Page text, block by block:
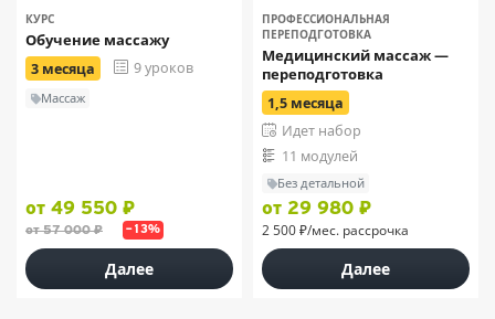
КУРС
Обучение массажу
3 месяца 9 уроков
Массаж
от 49 550 ₽
от 57 000 ₽ –13%
Далее
ПРОФЕССИОНАЛЬНАЯ
ПЕРЕПОДГОТОВКА
Медицинский массаж —
переподготовка
1,5 месяца
Идет набор
11 модулей
Без детальной
от 29 980 ₽
2 500 ₽/мес. рассрочка
Далее